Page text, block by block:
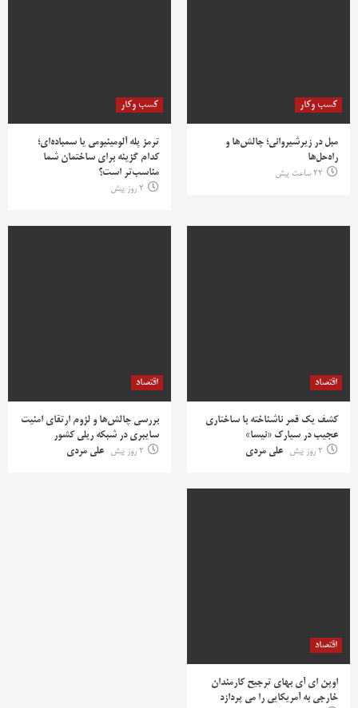
کسب وکار
مبل در زیرشیروانی؛ چالش‌ها و
راه‌حل‌ها
22 ساعت پیش
کسب وکار
ترمز پله آلومینیومی یا سمباده‌ای؛
کدام گزینه برای ساختمان شما
مناسب‌تر است؟
2 روز پیش
اقتصاد
کشف یک قمر ناشناخته با ساختاری
عجیب در سیارک «نیسا»
2 روز پیش
علی مردی
اقتصاد
بررسی چالش‌ها و لزوم ارتقای امنیت
سایبری در شبکه ریلی کشور
2 روز پیش
علی مردی
اقتصاد
اوپن ای آی بهای ترجیح کارمندان
خارجی به آمریکایی را می پردازد